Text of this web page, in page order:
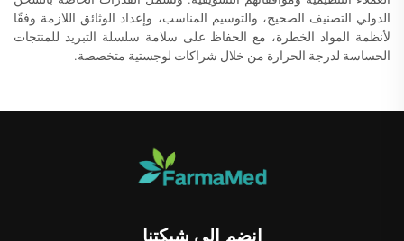
الدولي التصنيف الصحيح، والتوسيم المناسب، وإعداد الوثائق اللازمة وفقًا
لأنظمة المواد الخطرة، مع الحفاظ على سلامة سلسلة التبريد للمنتجات
الحساسة لدرجة الحرارة من خلال شراكات لوجستية متخصصة.
انضم إلى شبكتنا